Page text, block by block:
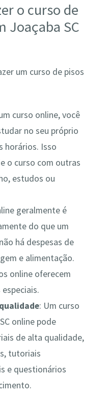
o curso de
Joaçaba SC
um curso de pisos
curso online, você
no seu próprio
horários. Isso
o curso com outras
estudos ou
geralmente é
do que um
há despesas de
e alimentação.
online oferecem
: Um curso
online pode
de alta qualidade,
tutoriais
e questionários